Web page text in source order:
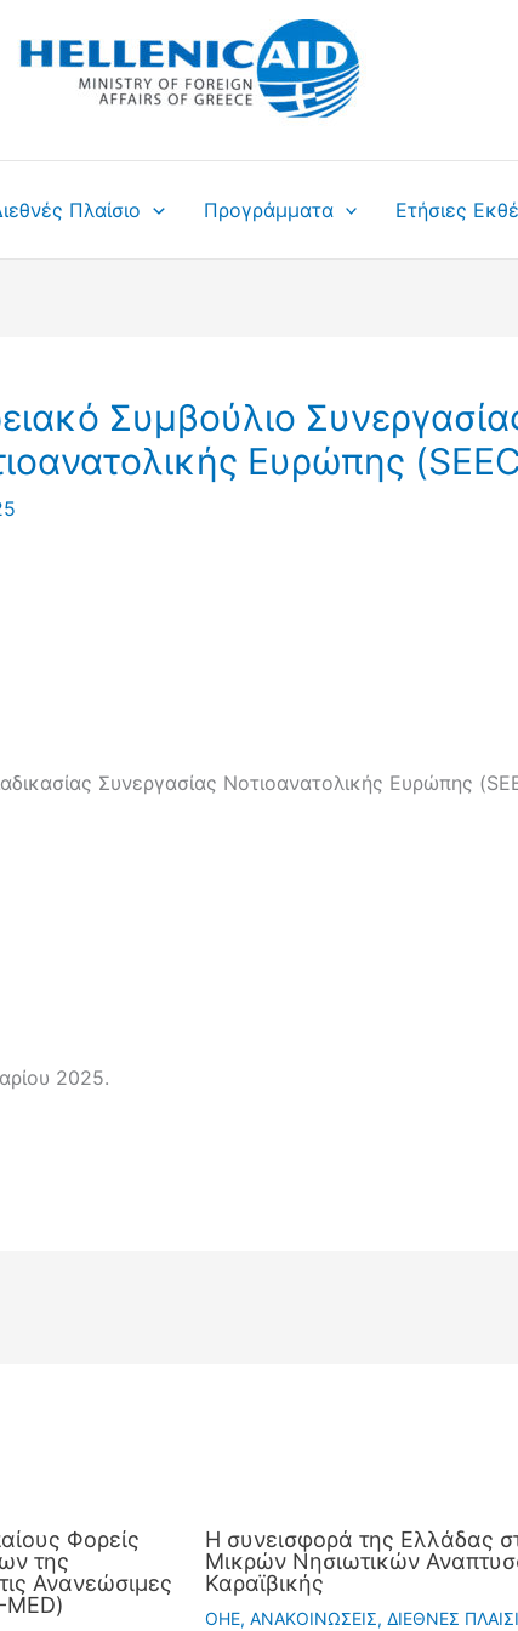
Πλαίσιο Προγράμματα Ετήσιες
Συμβούλιο
Ευρώπης
Συνεργασίας Νοτιοανατολικής Ευρώπης
2025.
Φορείς
της
Ανανεώσιμες
MED)
Η συνεισφορά της Ελλάδας
Μικρών Νησιωτικών
Καραϊβικής
OHE, ΑΝΑΚΟΙΝΩΣΕΙΣ, ΔΙΕΘΝΕΣ